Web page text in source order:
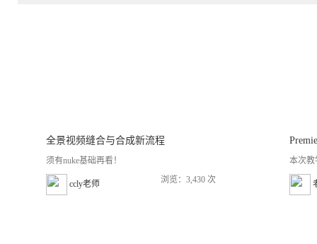
全景视频缝合与合成新流程
须有nuke基础再看！
ccly老师 浏览：3,430 次
本次教